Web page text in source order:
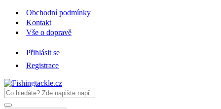
Obchodní podmínky
Kontakt
Vše o dopravě
Přihlásit se
Registrace